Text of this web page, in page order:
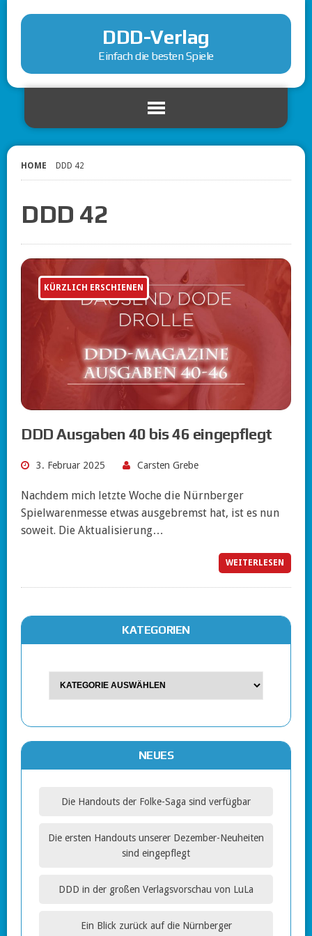
DDD-Verlag
Einfach die besten Spiele
HOME DDD 42
DDD 42
KÜRZLICH ERSCHIENEN
DDD Ausgaben 40 bis 46 eingepflegt
3. Februar 2025 Carsten Grebe
Nachdem mich letzte Woche die Nürnberger
Spielwarenmesse etwas ausgebremst hat, ist es nun
soweit. Die Aktualisierung…
WEITERLESEN
KATEGORIEN
NEUES
Die Handouts der Folke-Saga sind verfügbar
Die ersten Handouts unserer Dezember-Neuheiten
sind eingepflegt
DDD in der großen Verlagsvorschau von LuLa
Ein Blick zurück auf die Nürnberger